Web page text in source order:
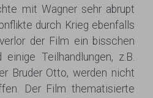
mit Wagner sehr abrupt
durch Krieg ebenfalls
der Film ein bisschen
Teilhandlungen, z.B.
Bruder Otto, werden nicht
Der Film thematisierte